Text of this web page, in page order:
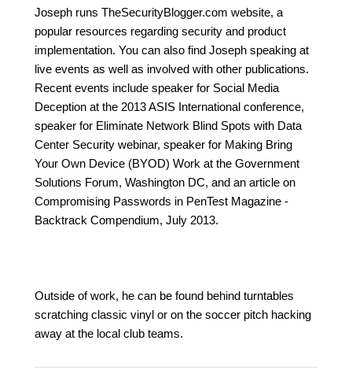
Joseph runs TheSecurityBlogger.com website, a
popular resources regarding security and product
implementation. You can also find Joseph speaking at
live events as well as involved with other publications.
Recent events include speaker for Social Media
Deception at the 2013 ASIS International conference,
speaker for Eliminate Network Blind Spots with Data
Center Security webinar, speaker for Making Bring
Your Own Device (BYOD) Work at the Government
Solutions Forum, Washington DC, and an article on
Compromising Passwords in PenTest Magazine -
Backtrack Compendium, July 2013.
Outside of work, he can be found behind turntables
scratching classic vinyl or on the soccer pitch hacking
away at the local club teams.